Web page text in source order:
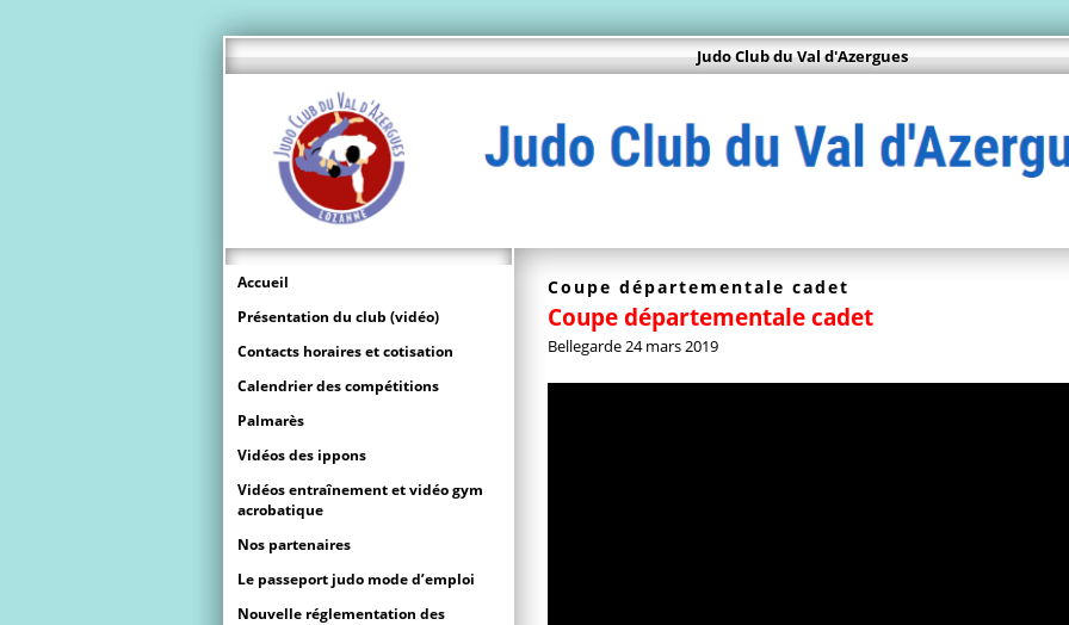
Judo Club du Val d'Azergues
Coupe départementale cadet
Coupe départementale cadet
Bellegarde 24 mars 2019
Accueil
Présentation du club (vidéo)
Contacts horaires et cotisation
Calendrier des compétitions
Palmarès
Vidéos des ippons
Vidéos entraînement et vidéo gym
acrobatique
Nos partenaires
Le passeport judo mode d’emploi
Nouvelle réglementation des